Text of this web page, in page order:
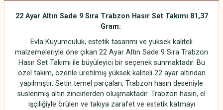
22 Ayar Altın Sade 9 Sıra Trabzon Hasır Set Takımı 81,37
Gram:
Evla Kuyumculuk, estetik tasarımı ve yüksek kaliteli
malzemeleriyle öne çıkan 22 Ayar Altın Sade 9 Sıra Trabzon
Hasır Set Takımı ile büyüleyici bir seçenek sunmaktadır. Bu
özel takım, özenle üretilmiş yüksek kaliteli 22 ayar altından
yapılmıştır. Setin temel parçaları, Trabzon hasırı deseniyle
süslenmiş altın zincirlerden oluşmaktadır. Trabzon hasırı, el
işçiliğiyle örülen ve takıya zarafet ve estetik katmayı